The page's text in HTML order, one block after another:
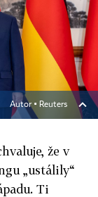
Autor ▪ Reuters
že v
„ustálily“
Ti